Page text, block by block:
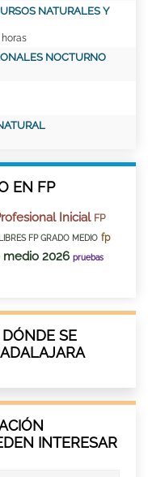
NATURALES Y
NOCTURNO
EN FP
Inicial FP
FP GRADO MEDIO fp
2026 pruebas
SE
INTERESAR